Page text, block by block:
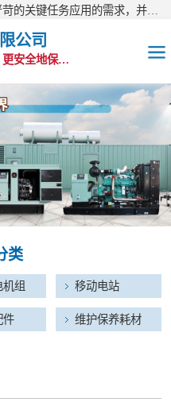
公司
更强地电力输出、更快地启动供电、更安全地保护功能
类
组 移动电站
件 维护保养耗材